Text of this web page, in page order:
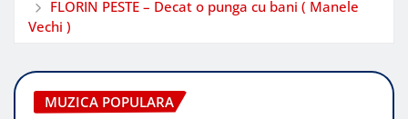
FLORIN PESTE – Decat o punga cu bani ( Manele
Vechi )
MUZICA POPULARA